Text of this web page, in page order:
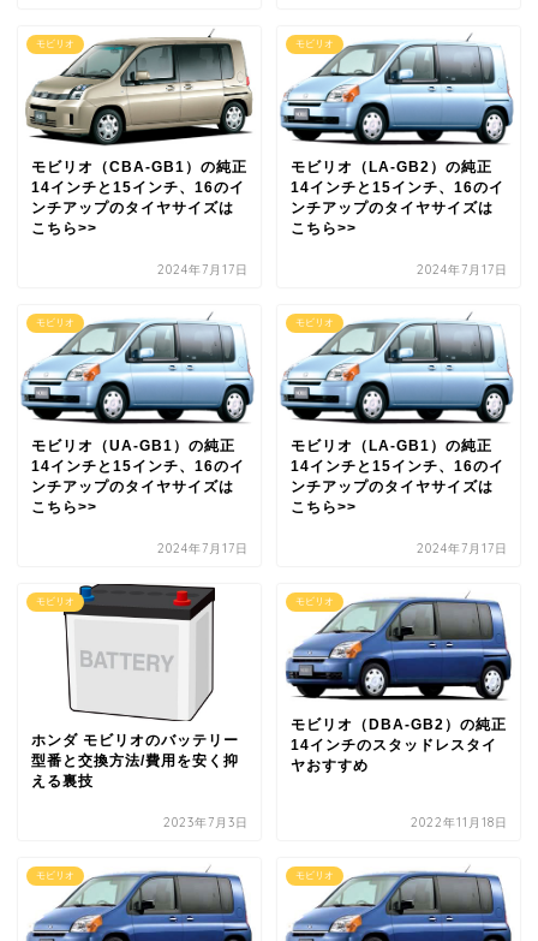
モビリオ
モビリオ（CBA-GB1）の純正
14インチと15インチ、16のイ
ンチアップのタイヤサイズは
こちら>>
2024年7月17日
モビリオ
モビリオ（LA-GB2）の純正
14インチと15インチ、16のイ
ンチアップのタイヤサイズは
こちら>>
2024年7月17日
モビリオ
モビリオ（UA-GB1）の純正
14インチと15インチ、16のイ
ンチアップのタイヤサイズは
こちら>>
2024年7月17日
モビリオ
モビリオ（LA-GB1）の純正
14インチと15インチ、16のイ
ンチアップのタイヤサイズは
こちら>>
2024年7月17日
モビリオ
ホンダ モビリオのバッテリー
型番と交換方法/費用を安く抑
える裏技
2023年7月3日
モビリオ
モビリオ（DBA-GB2）の純正
14インチのスタッドレスタイ
ヤおすすめ
2022年11月18日
モビリオ モビリオ